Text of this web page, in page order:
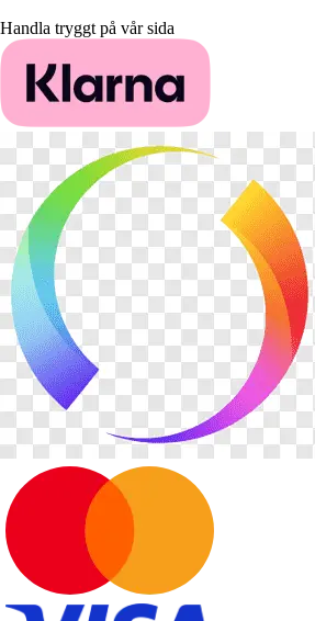
Handla tryggt på vår sida